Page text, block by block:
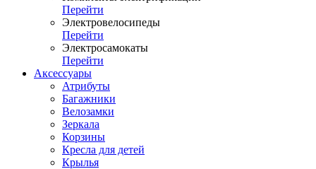
Перейти
Электровелосипеды
Перейти
Электросамокаты
Перейти
Аксессуары
Атрибуты
Багажники
Велозамки
Зеркала
Корзины
Кресла для детей
Крылья